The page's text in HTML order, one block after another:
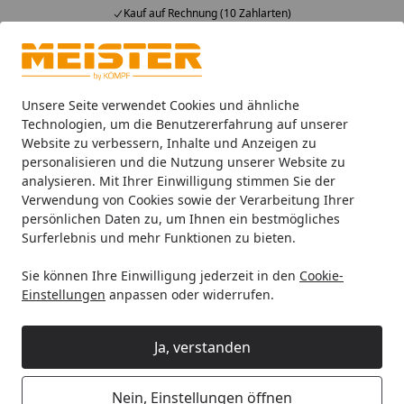
Unsere Seite verwendet Cookies und ähnliche
Technologien, um die Benutzererfahrung auf unserer
Website zu verbessern, Inhalte und Anzeigen zu
personalisieren und die Nutzung unserer Website zu
analysieren. Mit Ihrer Einwilligung stimmen Sie der
Verwendung von Cookies sowie der Verarbeitung Ihrer
persönlichen Daten zu, um Ihnen ein bestmögliches
Surferlebnis und mehr Funktionen zu bieten.
Sie können Ihre Einwilligung jederzeit in den Cookie-
Einstellungen anpassen oder widerrufen.
Ja, verstanden
Nein, Einstellungen öffnen
Kauf auf Rechnung (10 Zahlarten)
Alle Produkte
Mein Konto
Suchen
Startseite
HANDMUSTER MeisterWerke Dekorpaneele
HANDMUSTER MeisterWerke
Dekorpaneele MeisterPaneele.
tertio DP 200 Esche-Perlweiß DF 382